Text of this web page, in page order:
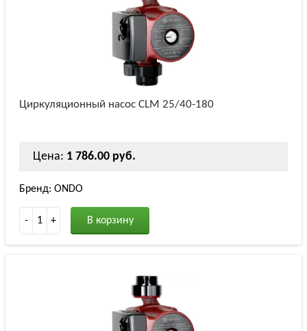
Циркуляционный насос СLM 25/40-180
Цена: 1 786.00 руб.
Бренд: ONDO
- 1 + В корзину